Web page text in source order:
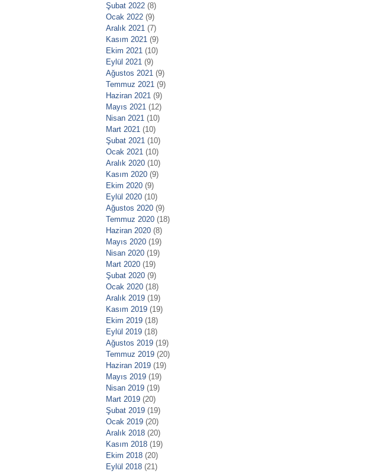
Şubat 2022 (8)
Ocak 2022 (9)
Aralık 2021 (7)
Kasım 2021 (9)
Ekim 2021 (10)
Eylül 2021 (9)
Ağustos 2021 (9)
Temmuz 2021 (9)
Haziran 2021 (9)
Mayıs 2021 (12)
Nisan 2021 (10)
Mart 2021 (10)
Şubat 2021 (10)
Ocak 2021 (10)
Aralık 2020 (10)
Kasım 2020 (9)
Ekim 2020 (9)
Eylül 2020 (10)
Ağustos 2020 (9)
Temmuz 2020 (18)
Haziran 2020 (8)
Mayıs 2020 (19)
Nisan 2020 (19)
Mart 2020 (19)
Şubat 2020 (9)
Ocak 2020 (18)
Aralık 2019 (19)
Kasım 2019 (19)
Ekim 2019 (18)
Eylül 2019 (18)
Ağustos 2019 (19)
Temmuz 2019 (20)
Haziran 2019 (19)
Mayıs 2019 (19)
Nisan 2019 (19)
Mart 2019 (20)
Şubat 2019 (19)
Ocak 2019 (20)
Aralık 2018 (20)
Kasım 2018 (19)
Ekim 2018 (20)
Eylül 2018 (21)